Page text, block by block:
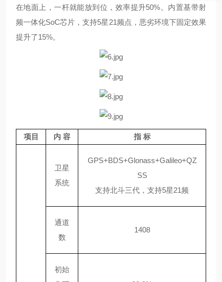
在地面上，一杆就能放到位，效率提升50%。内置基带射
频一体化SoC芯片，支持5星21频点，恶劣环境下固定效果
提升了15%。
项目 内 容 指 标
卫星
系统
GPS+BDS+Glonass+Galileo+QZ
SS
支持北斗三代，支持5星21频
通道
数
1408
初始